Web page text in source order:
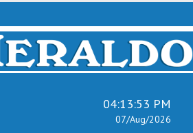
04:13:54 PM
07/Aug/2026